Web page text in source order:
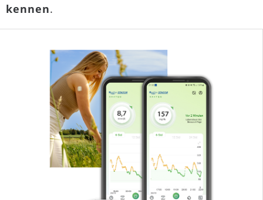
kennen.